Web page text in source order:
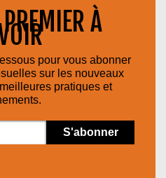
À
pour vous abonner
sur les nouveaux
pratiques et